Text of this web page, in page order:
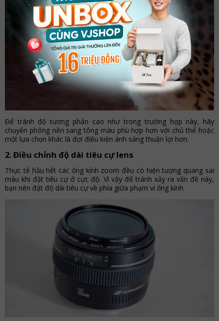
Để tránh độ tương phản cao như trong trường hợp này, hãy
chuyển phông nền sang tông màu phù hợp hơn với chủ thể hoặc
một lựa chọn khác là đợi điều kiện ánh sáng thuận lợi hơn.
2. Điều chỉnh độ dài tiêu cự lens
Thực tế hầu hết các ống kính zoom đều có hiện tượng quang sai
màu khi đặt tiêu cự ở cực độ. Vì vậy để tránh xảy ra vấn đề này,
bạn nên đặt độ dài tiêu cự về phía giữa phạm vi ống kính.